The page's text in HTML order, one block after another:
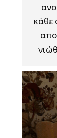
κάθε